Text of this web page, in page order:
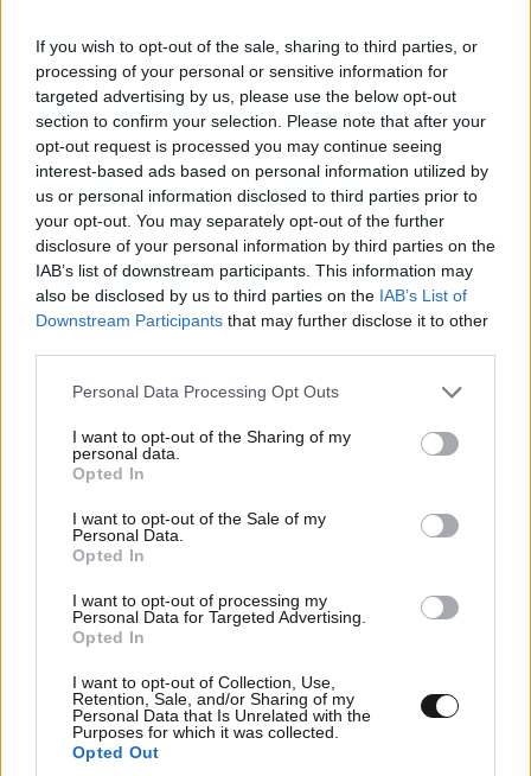
If you wish to opt-out of the sale, sharing to third parties, or
processing of your personal or sensitive information for
targeted advertising by us, please use the below opt-out
section to confirm your selection. Please note that after your
opt-out request is processed you may continue seeing
interest-based ads based on personal information utilized by
us or personal information disclosed to third parties prior to
your opt-out. You may separately opt-out of the further
disclosure of your personal information by third parties on the
IAB’s list of downstream participants. This information may
also be disclosed by us to third parties on the IAB’s List of
Downstream Participants that may further disclose it to other
Please note that this website/app uses one or more Google
not limited to your visit or usage behaviour. You may click to
grant or deny consent to Google and its third-party tags to
use your data for below specified purposes in below Google
consent section.
Personal Data Processing Opt Outs
I want to opt-out of the Sharing of my
personal data.
Opted In
I want to opt-out of the Sale of my
Personal Data.
Opted In
I want to opt-out of processing my
Personal Data for Targeted Advertising.
Opted In
I want to opt-out of Collection, Use,
Retention, Sale, and/or Sharing of my
Personal Data that Is Unrelated with the
Purposes for which it was collected.
Opted Out
αχ τους 08·01·2020 21:59
Ειπατε ετσι γι αυτο τρεχουν ν ακυρωσουν τη
συμφωνια
Απαντήστε 0
Γύπας 08·01·2020 21:43
Τελικά πήγε για ψώνια στο Λονδίνο ο Μάγκας!! Άσε
τους άλλους να σκοτώνονται!!
Απαντήστε
Γέροντας Παστίτσιος
ποθούμενο γιουβαρλάκια εξαμίλια στιφάδο
βασιλεύουσα γιουβέτσι ξανθό γένος γίγαντες γιαχνί
μουσακάς
Απαντήστε